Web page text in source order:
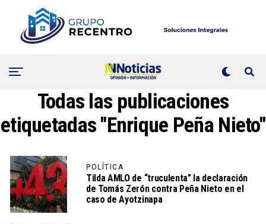
Todas las publicaciones
etiquetadas "Enrique Peña Nieto"
POLÍTICA
Tilda AMLO de “truculenta” la declaración
de Tomás Zerón contra Peña Nieto en el
caso de Ayotzinapa